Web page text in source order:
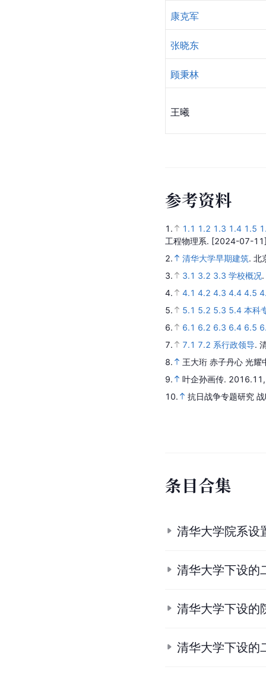
康克军
张晓东
顾秉林
王曦
参考资料
1. 1.1 1.2 1.3 1.4 1.5
工程物理系. [2024-07-
2.
清华大学早期建筑. 北
3.
3.1 3.2 3.3 学校概况.
4.
4.1 4.2 4.3 4.4 4.5
5.
5.1 5.2 5.3 5.4 本科
6.
6.1 6.2 6.3 6.4 6.5
7.
7.1 7.2 系行政领导.
8.
王大珩 赤子丹心 光耀
9.
叶企孙画传. 2016.11,
10.
抗日战争专题研究
条目合集
清华大学院系设
清华大学下设的
清华大学下设的
清华大学下设的